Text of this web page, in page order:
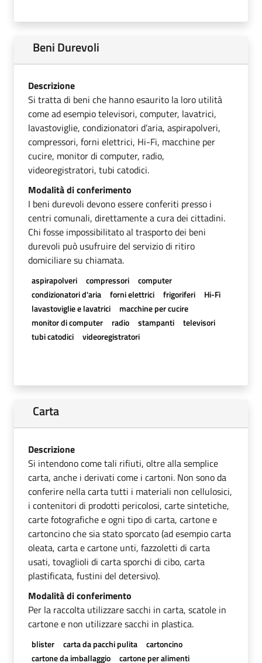
Beni Durevoli
Descrizione
Si tratta di beni che hanno esaurito la loro utilità
come ad esempio televisori, computer, lavatrici,
lavastoviglie, condizionatori d’aria, aspirapolveri,
compressori, forni elettrici, Hi-Fi, macchine per
cucire, monitor di computer, radio,
videoregistratori, tubi catodici.
Modalità di conferimento
I beni durevoli devono essere conferiti presso i
centri comunali, direttamente a cura dei cittadini.
Chi fosse impossibilitato al trasporto dei beni
durevoli può usufruire del servizio di ritiro
domiciliare su chiamata.
aspirapolveri compressori
computer
condizionatori d'aria
forni elettrici frigoriferi
Hi-Fi
lavastoviglie e lavatrici
macchine per cucire
monitor di computer
radio stampanti
televisori
tubi catodici
videoregistratori
Carta
Descrizione
Si intendono come tali rifiuti, oltre alla semplice
carta, anche i derivati come i cartoni. Non sono da
conferire nella carta tutti i materiali non cellulosici,
i contenitori di prodotti pericolosi, carte sintetiche,
carte fotografiche e ogni tipo di carta, cartone e
cartoncino che sia stato sporcato (ad esempio carta
oleata, carta e cartone unti, fazzoletti di carta
usati, tovaglioli di carta sporchi di cibo, carta
plastificata, fustini del detersivo).
Modalità di conferimento
Per la raccolta utilizzare sacchi in carta, scatole in
cartone e non utilizzare sacchi in plastica.
blister carta da pacchi pulita
cartoncino
cartone da imballaggio
cartone per alimenti